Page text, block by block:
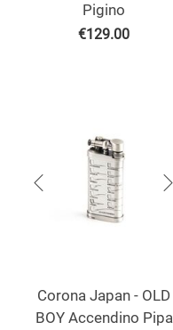
Pigino
€129.00
Corona Japan - OLD
BOY Accendino Pipa